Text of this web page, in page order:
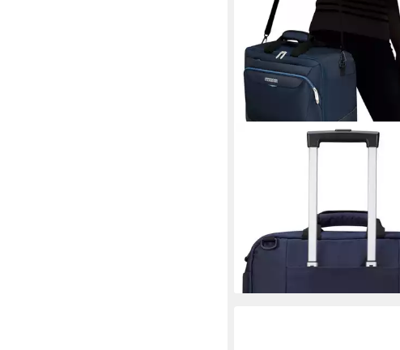
AMERICAN TOURISTER®
System Underseater
51,10 €
lieferbar - in 2-3 Werktagen bei dir